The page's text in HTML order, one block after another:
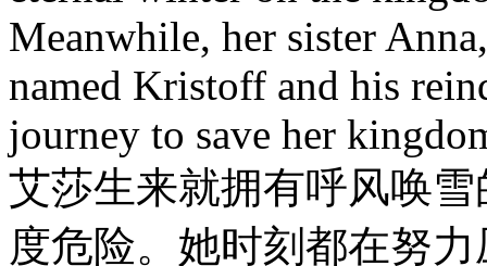
Meanwhile, her sister
named Kristoff and his
journey to save her
艾莎生来就拥有呼风唤
度危险。她时刻都在努